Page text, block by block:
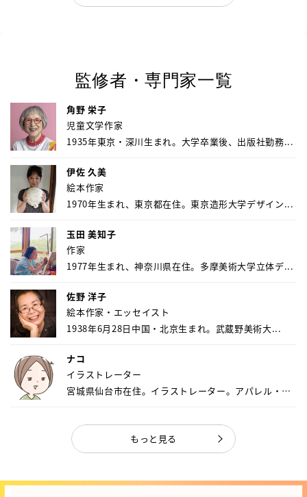
監修者・専門家一覧
角野 栄子
児童文学作家
1935年東京・深川生まれ。大学卒業後、出版社勤務...
伊佐 久美
絵本作家
1970年生まれ、東京都在住。東京造形大学デザイン...
玉田 美知子
作家
1977年生まれ、神奈川県在住。多摩美術大学立体デ...
佐野 洋子
絵本作家・エッセイスト
1938年6月28日中国・北京生まれ。武蔵野美術大...
ナコ
イラストレーター
宮城県仙台市在住。イラストレーター。アパレル・キ
もっと見る